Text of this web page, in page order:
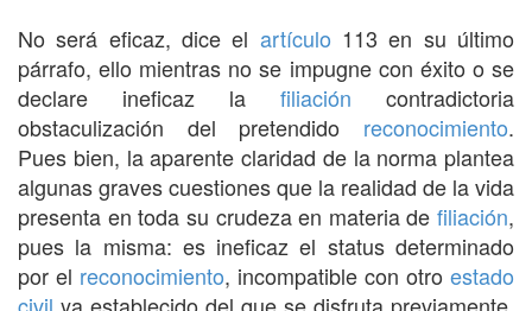
No será eficaz, dice el artículo 113 en su último
párrafo, ello mientras no se impugne con éxito o se
declare ineficaz la filiación contradictoria
obstaculización del pretendido reconocimiento.
Pues bien, la aparente claridad de la norma plantea
algunas graves cuestiones que la realidad de la vida
presenta en toda su crudeza en materia de filiación,
pues la misma: es ineficaz el status determinado
por el reconocimiento, incompatible con otro estado
civil ya establecido del que se disfruta previamente,